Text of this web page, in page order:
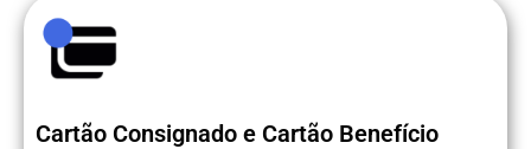
Cartão Consignado e Cartão Benefício